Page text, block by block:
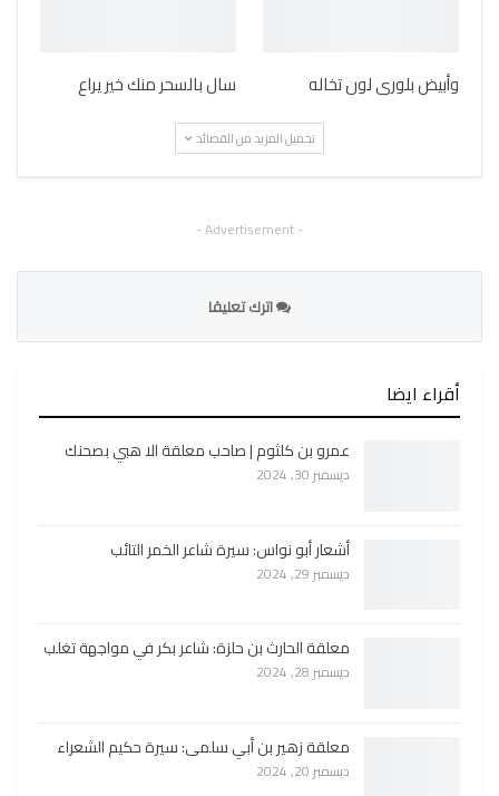
وأبيض بلورى لون تخاله سال بالسحر منك خير يراع
تحميل المزيد من القصائد
- Advertisement -
اترك تعليقا
أقراء ايضا
عمرو بن كلثوم | صاحب معلقة الا هبي بصحنك
ديسمبر 30, 2024
أشعار أبو نواس: سيرة شاعر الخمر التائب
ديسمبر 29, 2024
معلقة الحارث بن حلزة: شاعر بكر في مواجهة تغلب
ديسمبر 28, 2024
معلقة زهير بن أبي سلمى: سيرة حكيم الشعراء
ديسمبر 20, 2024